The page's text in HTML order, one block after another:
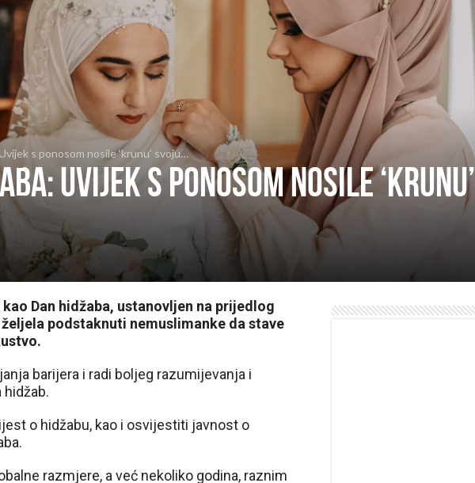
s ponosom nosile ‘krunu’ svoju…
Uvijek s ponosom nosile ‘krunu’
Dan hidžaba, ustanovljen na prijedlog
podstaknuti nemuslimanke da stave
barijera i radi boljeg razumijevanja i
hidžab.
o hidžabu, kao i osvijestiti javnost o
razmjere, a već nekoliko godina, raznim